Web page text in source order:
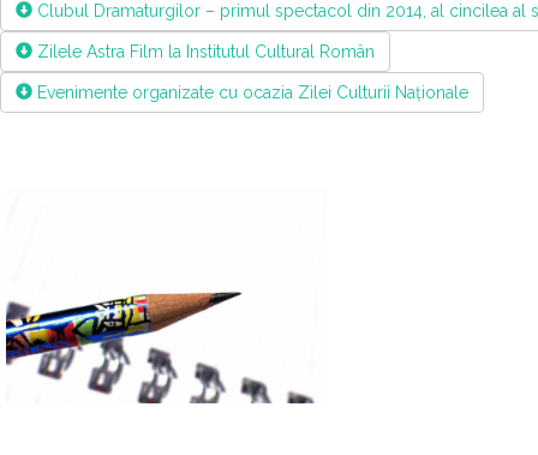
Clubul Dramaturgilor – primul spectacol din 2014, al cincilea al
Zilele Astra Film la Institutul Cultural Român
Evenimente organizate cu ocazia Zilei Culturii Naționale